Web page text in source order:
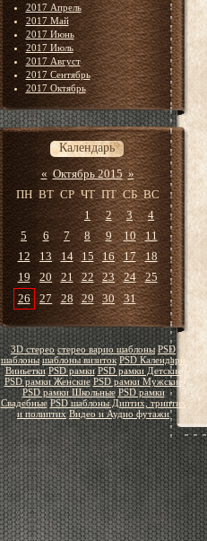
2017 Апрель
2017 Май
2017 Июнь
2017 Июль
2017 Август
2017 Сентябрь
2017 Октябрь
Календарь
« Октябрь 2015 »
ПН ВТ СР ЧТ ПТ СБ ВС
1
2 3
4
5
6 7 8 9 10
11
12
13 14 15 16 17
18
19
20 21 22 23 24
25
26
27 28 29 30 31
3D стерео стерео варио шаблоны PSD
шаблоны шаблоны визиток PSD Календари
Виньетки PSD рамки PSD рамки Детские
PSD рамки Женские PSD рамки Мужские
PSD рамки Школьные PSD рамки
Свадебные PSD шаблоны Диптих, триптих
и полиптих Видео и Аудио футажи